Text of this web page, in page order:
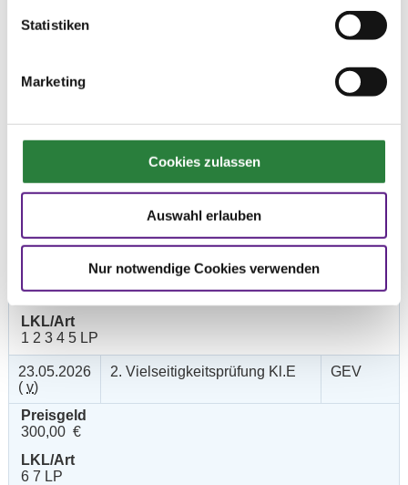
Statistiken
Marketing
Cookies zulassen
Auswahl erlauben
Nur notwendige Cookies verwenden
23.05.2026
(v)
1. Vielseitigkeitsprfg. Kl.L* GEV
600,00 €
LKL/Art
1 2 3 4 5 LP
23.05.2026
( v)
2. Vielseitigkeitsprüfung Kl.E GEV
Preisgeld
300,00 €
LKL/Art
6 7 LP